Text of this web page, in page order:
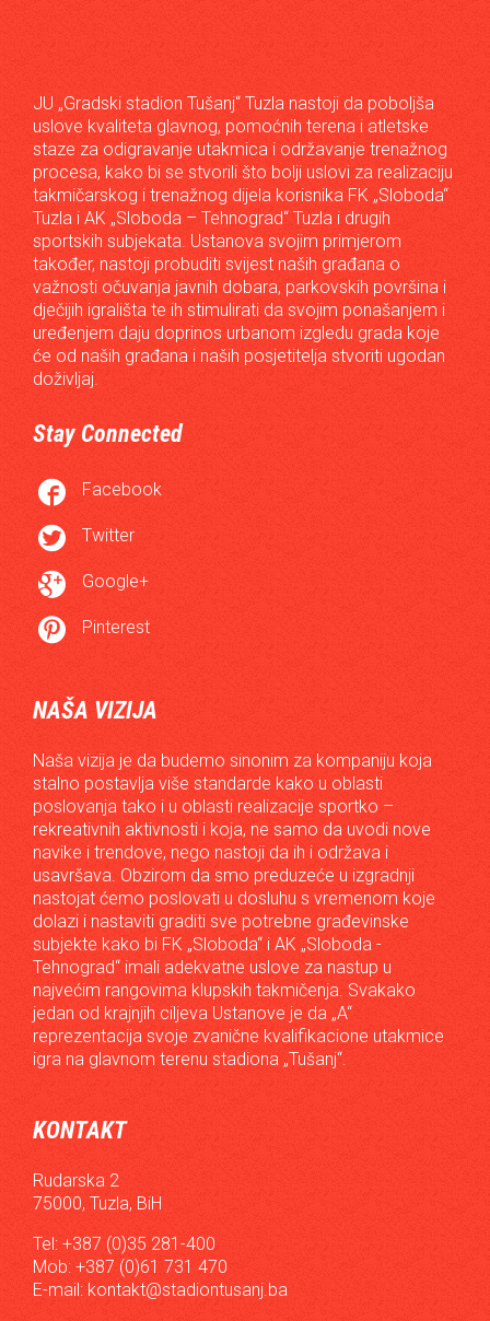
JU „Gradski stadion Tušanj“ Tuzla nastoji da poboljša
uslove kvaliteta glavnog, pomoćnih terena i atletske
staze za odigravanje utakmica i održavanje trenažnog
procesa, kako bi se stvorili što bolji uslovi za realizaciju
takmičarskog i trenažnog dijela korisnika FK „Sloboda“
Tuzla i AK „Sloboda – Tehnograd“ Tuzla i drugih
sportskih subjekata. Ustanova svojim primjerom
također, nastoji probuditi svijest naših građana o
važnosti očuvanja javnih dobara, parkovskih površina i
dječijih igrališta te ih stimulirati da svojim ponašanjem i
uređenjem daju doprinos urbanom izgledu grada koje
će od naših građana i naših posjetitelja stvoriti ugodan
doživljaj.
Stay Connected
 Facebook
 Twitter
 Google+
 Pinterest
NAŠA VIZIJA
Naša vizija je da budemo sinonim za kompaniju koja
stalno postavlja više standarde kako u oblasti
poslovanja tako i u oblasti realizacije sportko –
rekreativnih aktivnosti i koja, ne samo da uvodi nove
navike i trendove, nego nastoji da ih i održava i
usavršava. Obzirom da smo preduzeće u izgradnji
nastojat ćemo poslovati u dosluhu s vremenom koje
dolazi i nastaviti graditi sve potrebne građevinske
subjekte kako bi FK „Sloboda“ i AK „Sloboda -
Tehnograd“ imali adekvatne uslove za nastup u
najvećim rangovima klupskih takmičenja. Svakako
jedan od krajnjih ciljeva Ustanove je da „A“
reprezentacija svoje zvanične kvalifikacione utakmice
igra na glavnom terenu stadiona „Tušanj“.
KONTAKT
Rudarska 2
75000, Tuzla, BiH
Tel: +387 (0)35 281-400
Mob: +387 (0)61 731 470
E-mail: kontakt@stadiontusanj.ba